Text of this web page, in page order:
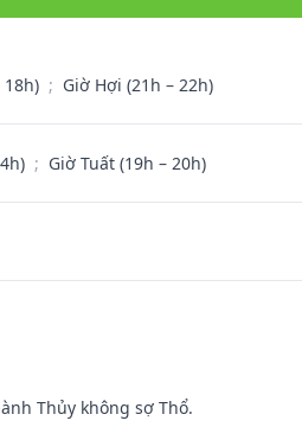
18h) ; Giờ Hợi (21h – 22h)
; Giờ Tuất (19h – 20h)
Thủy không sợ Thổ.